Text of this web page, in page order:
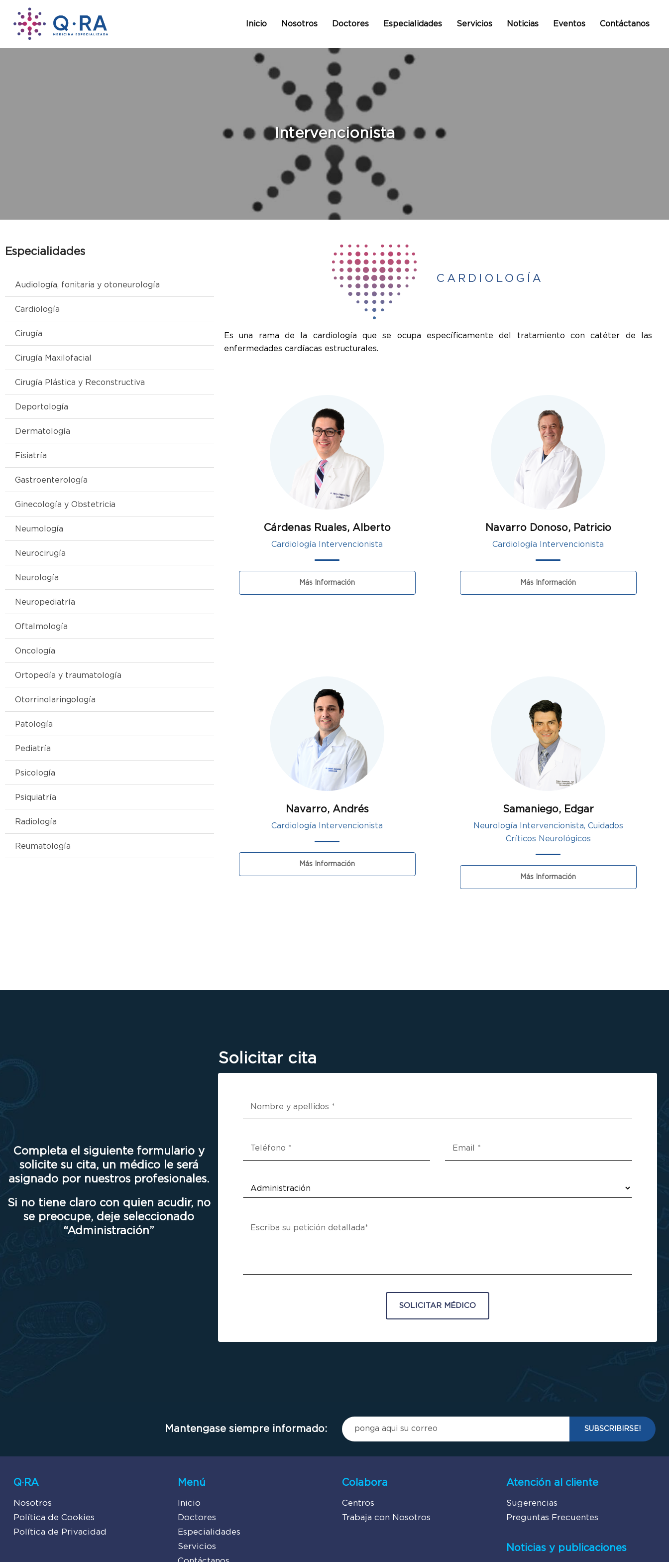
Inicio Nosotros Doctores Especialidades Servicios Noticias Eventos Contáctanos
Intervencionista
Especialidades
Audiología, fonitaria y otoneurología
Cardiología
Cirugía
Cirugía Maxilofacial
Cirugía Plástica y Reconstructiva
Deportología
Dermatología
Fisiatría
Gastroenterología
Ginecología y Obstetricia
Neumología
Neurocirugía
Neurología
Neuropediatría
Oftalmología
Oncología
Ortopedía y traumatología
Otorrinolaringología
Patología
Pediatría
Psicología
Psiquiatría
Radiología
Reumatología
Es una rama de la cardiología que se ocupa específicamente del tratamiento con catéter de las
enfermedades cardíacas estructurales.
Cárdenas Ruales, Alberto
Cardiología Intervencionista
Más Información
Navarro Donoso, Patricio
Cardiología Intervencionista
Más Información
Navarro, Andrés
Cardiología Intervencionista
Más Información
Samaniego, Edgar
Neurología Intervencionista, Cuidados
Críticos Neurológicos
Más Información
Completa el siguiente formulario y
solicite su cita, un médico le será
asignado por nuestros profesionales.
Si no tiene claro con quien acudir, no
se preocupe, deje seleccionado
“Administración”
Solicitar cita
Mantengase siempre informado:
Q·RA
Nosotros
Política de Cookies
Política de Privacidad
Menú
Inicio
Doctores
Especialidades
Servicios
Colabora
Centros
Trabaja con Nosotros
Atención al cliente
Sugerencias
Preguntas Frecuentes
Noticias y publicaciones